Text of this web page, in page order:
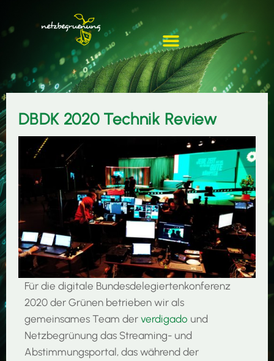
DBDK 2020 Technik Review
Für die digitale Bundesdelegiertenkonferenz
2020 der Grünen betrieben wir als
gemeinsames Team der verdigado und
Netzbegrünung das Streaming- und
Abstimmungsportal, das während der